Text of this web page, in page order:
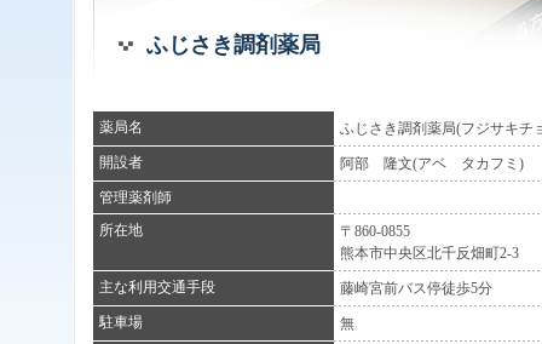
ふじさき調剤薬局
薬局名
ふじさき調剤薬局(フジサキチ
開設者
阿部 隆文(アベ タカフミ)
管理薬剤師
所在地
〒860-0855
熊本市中央区北千反畑町2-3
主な利用交通手段
藤崎宮前バス停徒歩5分
駐車場
無